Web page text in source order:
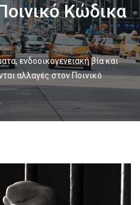
Κώδικα
ενδοοικογενειακή βία και
αλλαγές στον Ποινικό